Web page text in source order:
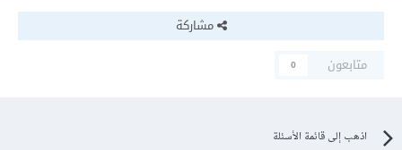
مشاركة
متابعون
0
اذهب إلى قائمة الأسئلة